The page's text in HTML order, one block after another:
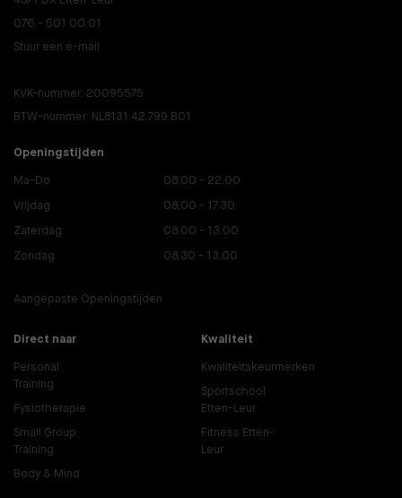
076 - 501 00 01
Stuur een e-mail
KVK-nummer: 20095575
BTW-nummer: NL8131.42.799.B01
Openingstijden
Ma-Do 08.00 - 22.00
Vrijdag 08.00 - 17.30
Zaterdag 08.00 - 13.00
Zondag 08.30 - 13.00
Aangepaste Openingstijden
Direct naar
Personal
Training
Fysiotherapie
Small Group
Training
Body & Mind
Kwaliteit
Kwaliteitskeurmerken
Sportschool
Etten-Leur
Fitness Etten-
Leur